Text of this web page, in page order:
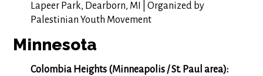
Lapeer Park, Dearborn, MI | Organized by
Palestinian Youth Movement
Minnesota
Colombia Heights (Minneapolis / St. Paul area):